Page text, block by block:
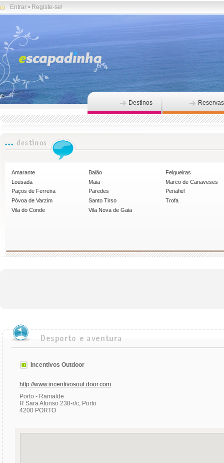
Entrar • Registe-se!
Destinos Reservas
Amarante Baião
Felgueiras
Lousada
Maia
Marco de Canaveses
Paços de Ferreira
Paredes
Penafiel
Póvoa de Varzim
Santo Tirso
Trofa
Vila do Conde
Vila Nova de Gaia
Incentivos Outdoor
http://www.incentivosout.door.com
Porto - Ramalde
R Sara Afonso 238-r/c, Porto
4200 PORTO